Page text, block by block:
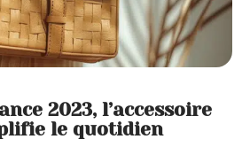
2023, l’accessoire
le quotidien